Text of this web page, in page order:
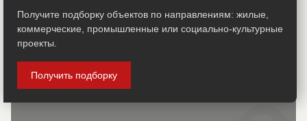
30.07.2026
Городская хроника
Получите подборку объектов по направлениям: жилые,
коммерческие, промышленные или социально-культурные
проекты.
Получить подборку